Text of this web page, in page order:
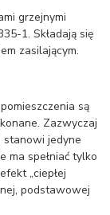
grzejnymi
1. Składają się
zasilającym.
są
Zazwyczaj
stanowi jedyne
ma spełniać tylko
„ciepłej
podstawowej